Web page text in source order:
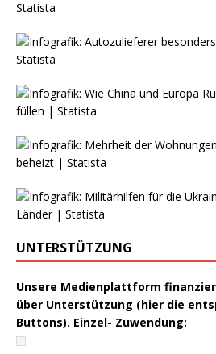
UNTERSTÜTZUNG
Unsere Medienplattform
über Unterstützung (hier die
Buttons). Einzel- Zuwendung: